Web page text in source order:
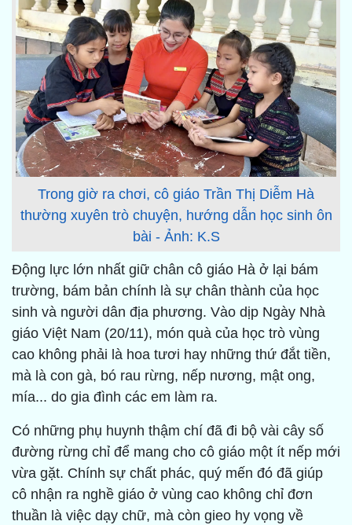
Trong giờ ra chơi, cô giáo Trần Thị Diễm Hà
thường xuyên trò chuyện, hướng dẫn học sinh ôn
bài - Ảnh: K.S
Động lực lớn nhất giữ chân cô giáo Hà ở lại bám
trường, bám bản chính là sự chân thành của học
sinh và người dân địa phương. Vào dịp Ngày Nhà
giáo Việt Nam (20/11), món quà của học trò vùng
cao không phải là hoa tươi hay những thứ đắt tiền,
mà là con gà, bó rau rừng, nếp nương, mật ong,
mía... do gia đình các em làm ra.
Có những phụ huynh thậm chí đã đi bộ vài cây số
đường rừng chỉ để mang cho cô giáo một ít nếp mới
vừa gặt. Chính sự chất phác, quý mến đó đã giúp
cô nhận ra nghề giáo ở vùng cao không chỉ đơn
thuần là việc dạy chữ, mà còn gieo hy vọng về